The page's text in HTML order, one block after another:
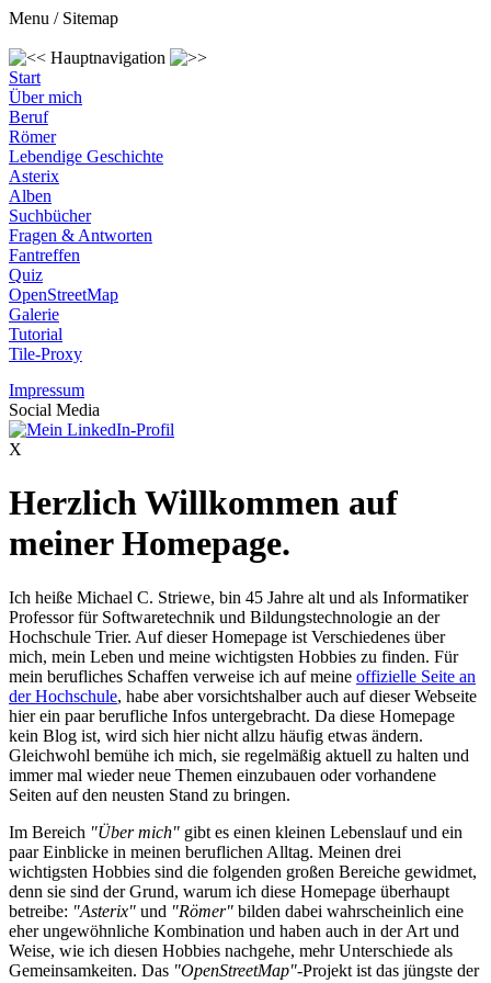
Menu / Sitemap
Hauptnavigation
Start
Über mich
Beruf
Römer
Lebendige Geschichte
Asterix
Alben
Suchbücher
Fragen & Antworten
Fantreffen
Quiz
OpenStreetMap
Galerie
Tutorial
Tile-Proxy
Impressum
Social Media
X
Herzlich Willkommen auf
meiner Homepage.
Ich heiße Michael C. Striewe, bin 45 Jahre alt und als Informatiker
Professor für Softwaretechnik und Bildungstechnologie an der
Hochschule Trier. Auf dieser Homepage ist Verschiedenes über
mich, mein Leben und meine wichtigsten Hobbies zu finden. Für
mein berufliches Schaffen verweise ich auf meine offizielle Seite an
der Hochschule, habe aber vorsichtshalber auch auf dieser Webseite
hier ein paar berufliche Infos untergebracht. Da diese Homepage
kein Blog ist, wird sich hier nicht allzu häufig etwas ändern.
Gleichwohl bemühe ich mich, sie regelmäßig aktuell zu halten und
immer mal wieder neue Themen einzubauen oder vorhandene
Seiten auf den neusten Stand zu bringen.
Im Bereich "Über mich" gibt es einen kleinen Lebenslauf und ein
paar Einblicke in meinen beruflichen Alltag. Meinen drei
wichtigsten Hobbies sind die folgenden großen Bereiche gewidmet,
denn sie sind der Grund, warum ich diese Homepage überhaupt
betreibe: "Asterix" und "Römer" bilden dabei wahrscheinlich eine
eher ungewöhnliche Kombination und haben auch in der Art und
Weise, wie ich diesen Hobbies nachgehe, mehr Unterschiede als
Gemeinsamkeiten. Das "OpenStreetMap"-Projekt ist das jüngste der